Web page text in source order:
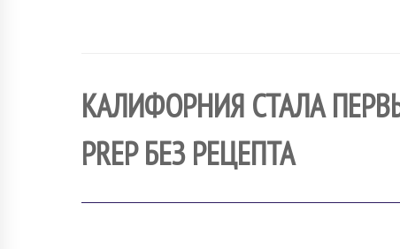
КАЛИФОРНИЯ СТАЛА
PREP БЕЗ РЕЦЕПТА